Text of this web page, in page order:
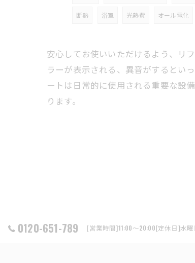
断熱 浴室 光熱費 オール電化
安心してお使いいただけるよう、リ
ラーが表示される、異音がするとい
ートは日常的に使用される重要な設
ります。
0120-651-789 [営業時間]11:00～20:00[定休日]水